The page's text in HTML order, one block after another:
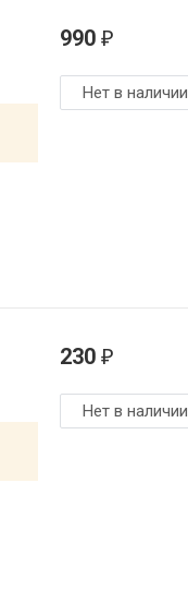
990 ₽
Нет в наличии
230 ₽
Нет в наличии